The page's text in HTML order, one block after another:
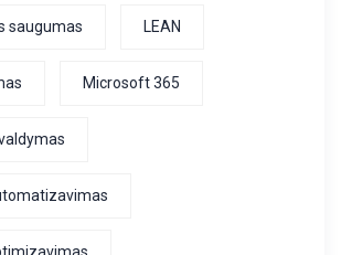
saugumas LEAN
Microsoft 365